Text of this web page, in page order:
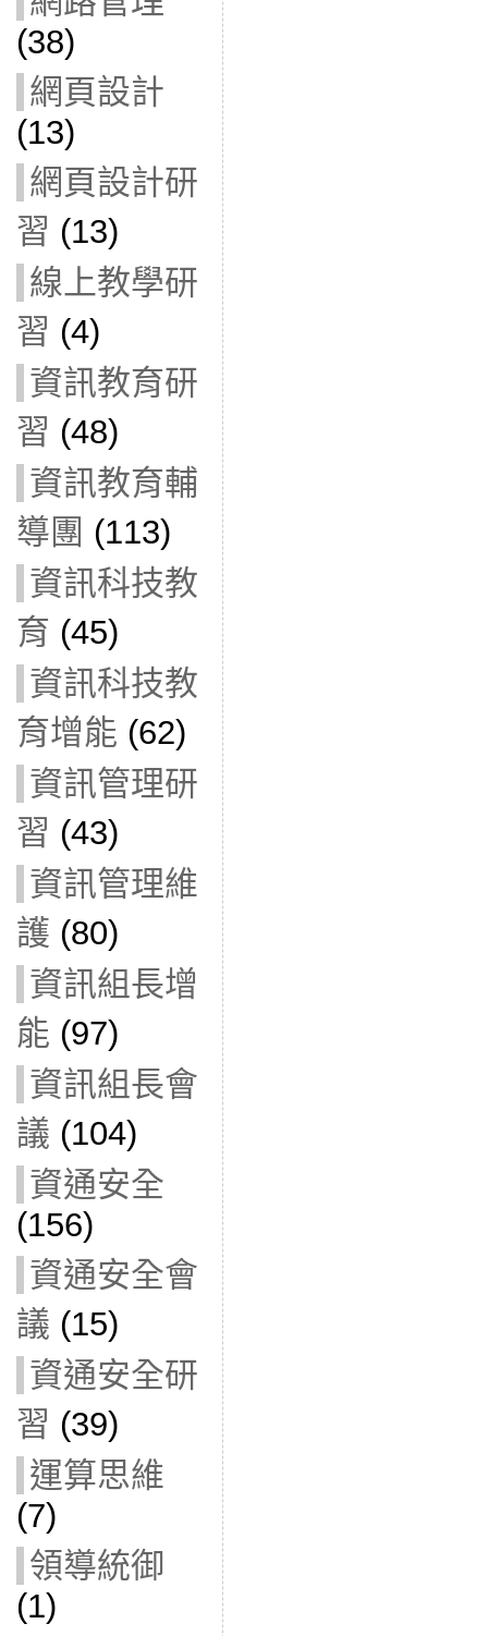
(38)
網頁設計
(13)
網頁設計研
習 (13)
線上教學研
習 (4)
資訊教育研
習 (48)
資訊教育輔
導團 (113)
資訊科技教
育 (45)
資訊科技教
育增能 (62)
資訊管理研
習 (43)
資訊管理維
護 (80)
資訊組長增
能 (97)
資訊組長會
議 (104)
資通安全
(156)
資通安全會
議 (15)
資通安全研
習 (39)
運算思維
(7)
領導統御
(1)